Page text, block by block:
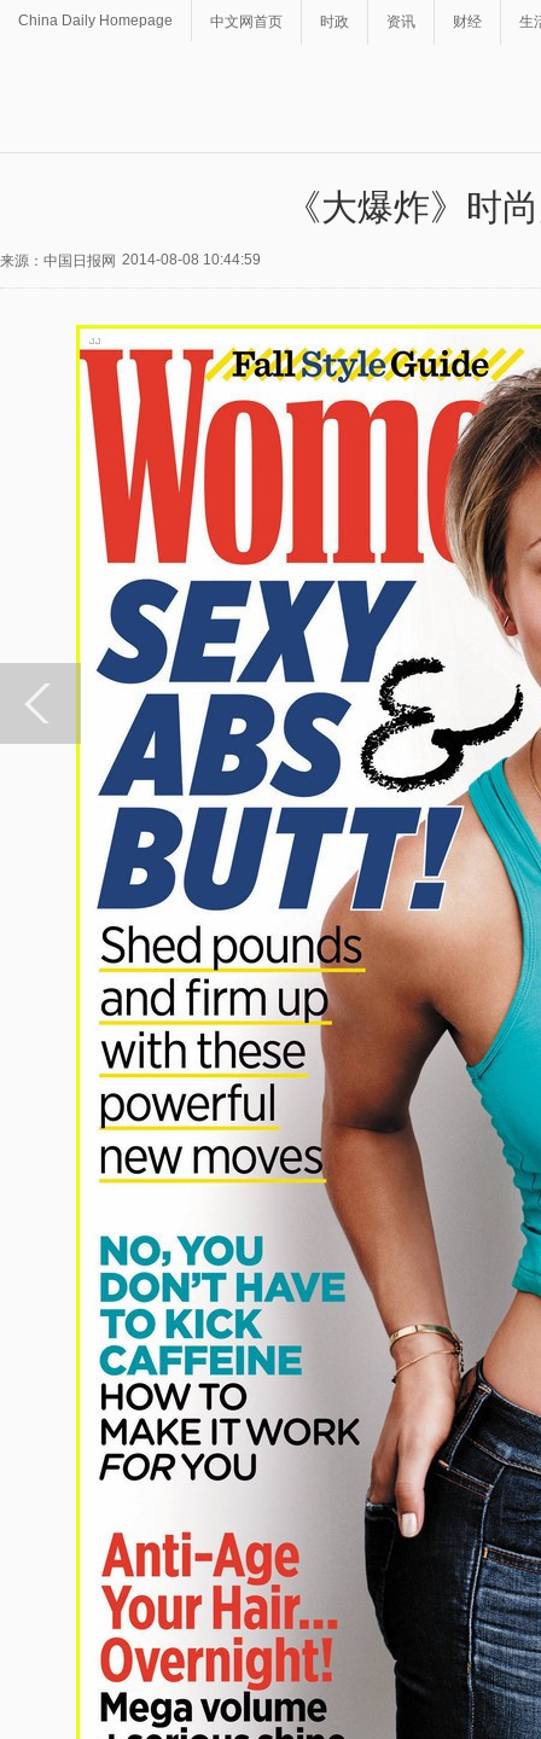
China Daily Homepage 中文网首页 时政 资讯 财经 生
《大爆炸》时
来源：中国日报网 2014-08-08 10:44:59